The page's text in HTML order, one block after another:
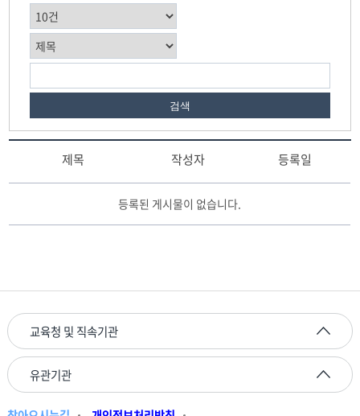
검색
정
게
판
리
스
트
테
이
제목 작성자 등록일
등록된 게시물이 없습니다.
교육청 및 직속기관
유관기관